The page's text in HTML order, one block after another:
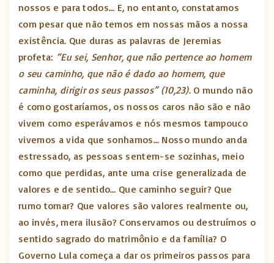
nossos e para todos… E, no entanto, constatamos
com pesar que não temos em nossas mãos a nossa
existência. Que duras as palavras de Jeremias
profeta: “Eu sei, Senhor, que não pertence ao homem
o seu caminho, que não é dado ao homem, que
caminha, dirigir os seus passos” (10,23). O mundo não
é como gostaríamos, os nossos caros não são e não
vivem como esperávamos e nós mesmos tampouco
vivemos a vida que sonhamos… Nosso mundo anda
estressado, as pessoas sentem-se sozinhas, meio
como que perdidas, ante uma crise generalizada de
valores e de sentido… Que caminho seguir? Que
rumo tomar? Que valores são valores realmente ou,
ao invés, mera ilusão? Conservamos ou destruímos o
sentido sagrado do matrimônio e da família? O
Governo Lula começa a dar os primeiros passos para